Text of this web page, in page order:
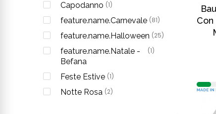
Capodanno (1)
feature.name.Carnevale (81)
feature.name.Halloween (25)
feature.name.Natale -
Befana
(1)
Feste Estive (1)
Notte Rosa (2)